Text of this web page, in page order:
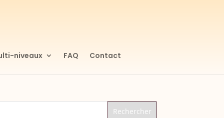
niveaux FAQ Contact